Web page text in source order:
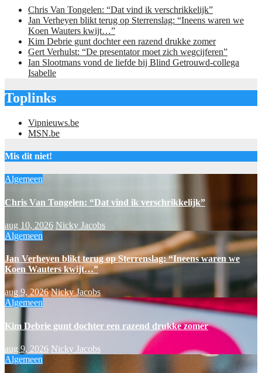
Chris Van Tongelen: “Dat vind ik verschrikkelijk”
Jan Verheyen blikt terug op Sterrenslag: “Ineens waren we
Koen Wauters kwijt…”
Kim Debrie gunt dochter een razend drukke zomer
Gert Verhulst: “De presentator moet zich wegcijferen”
Ian Slootmans vond de liefde bij Blind Getrouwd-collega
Isabelle
Toplinks
Vipnieuws.be
MSN.be
Mis dit niet!
Algemeen
Chris Van Tongelen: “Dat vind ik verschrikkelijk”
aug 10, 2026 Nicky Jacobs
Algemeen
Jan Verheyen blikt terug op Sterrenslag: “Ineens waren we
Koen Wauters kwijt…”
aug 9, 2026 Nicky Jacobs
Algemeen
Kim Debrie gunt dochter een razend drukke zomer
aug 9, 2026 Nicky Jacobs
Algemeen